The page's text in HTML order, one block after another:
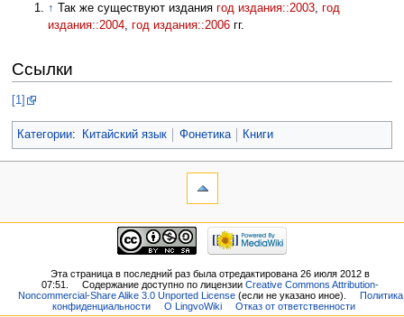
↑ Так же существуют изданиягод издания::2003,год
издания::2004,год издания::2006 гг.
Ссылки
[1]
Категории: Китайский язык Фонетика Книги
Эта страница в последний раз была отредактирована 26 июля 2012 в
07:51.
Содержание доступно по лицензииCreative Commons Attribution-
Noncommercial-Share Alike 3.0 Unported License(если не указано иное).
Политика
конфиденциальности
О LingvoWiki Отказ от ответственности